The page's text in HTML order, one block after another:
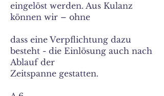
eingelöst werden. Aus Kulanz
können wir – ohne
dass eine Verpflichtung dazu
besteht - die Einlösung auch nach
Ablauf der
Zeitspanne gestatten.